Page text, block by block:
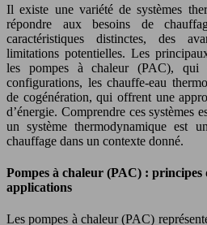
Il existe une variété de systèmes thermodynamiques conçus pour
répondre aux besoins de
caractéristiques distinctes, des
limitations potentielles. Les
les pompes à chaleur (PAC), qui
configurations, les chauffe-eau
de cogénération, qui offrent une
d’énergie. Comprendre ces systèmes
un système thermodynamique est
chauffage dans un contexte donné.
Pompes à chaleur (PAC) : principes
applications
Les pompes à chaleur (PAC) représentent une catégorie de systèmes